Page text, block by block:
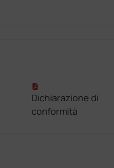
Dichiarazione di
conformità